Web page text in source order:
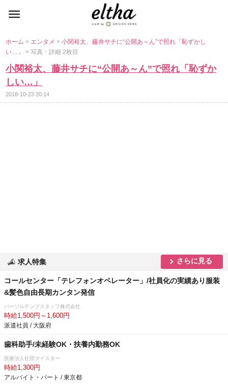
ホーム> エンタメ>小関裕太、藤井サチに“公開あ～ん”で照れ「恥ずかし
い…」> 写真・詳細 2枚目
小関裕太、藤井サチに“公開あ～ん”で照れ「恥ずか
しい…」
2018-10-23 20:14
求人特集 さらに見る
コールセンター「テレフォンオペレーター」/社員化の実績あり服装
&髪色自由長期カンタン発信
パーソルテンプスタッフ株式会社
時給1,500円～1,600円
派遣社員 / 大阪府
歯科助手/未経験OK・扶養内勤務OK
医療法人社団マイスター
時給1,300円
アルバイト・パート / 東京都